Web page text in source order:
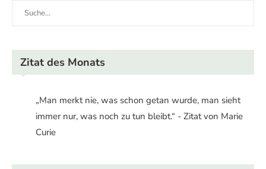
Zitat des Monats
„Man merkt nie, was schon getan wurde, man sieht
immer nur, was noch zu tun bleibt.“ - Zitat von Marie
Curie